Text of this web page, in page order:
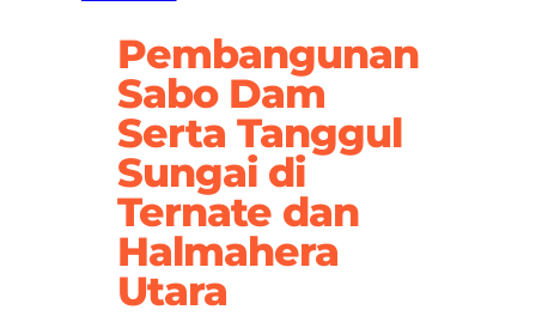
Pembangunan
Sabo Dam
Serta Tanggul
Sungai di
Ternate dan
Halmahera
Utara